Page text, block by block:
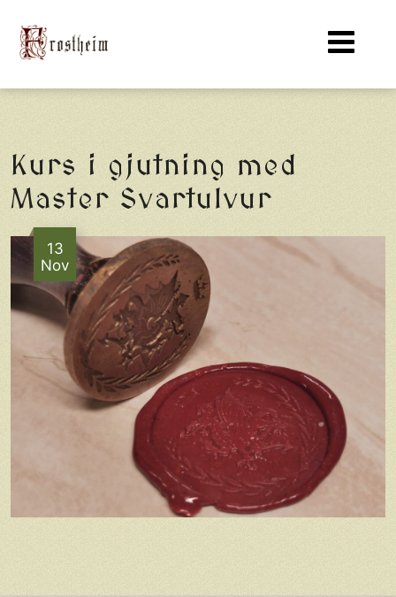
Kurs i gjutning med
Master Svartulvur
13
Nov